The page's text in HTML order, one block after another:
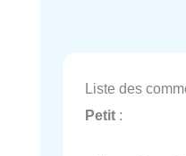
Liste des
Petit :